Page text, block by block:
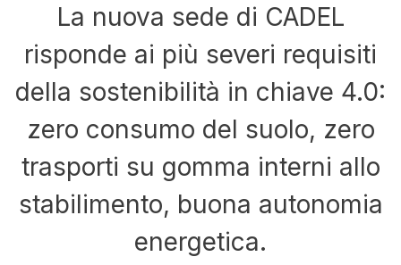
La nuova sede di CADEL
risponde ai più severi requisiti
della sostenibilità in chiave 4.0:
zero consumo del suolo, zero
trasporti su gomma interni allo
stabilimento, buona autonomia
energetica.